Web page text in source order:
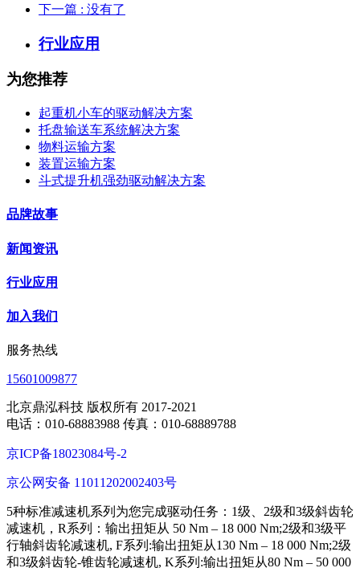
下一篇 : 没有了
行业应用
为您推荐
起重机小车的驱动解决方案
托盘输送车系统解决方案
物料运输方案
装置运输方案
斗式提升机强劲驱动解决方案
品牌故事
新闻资讯
行业应用
加入我们
服务热线
15601009877
北京鼎泓科技 版权所有 2017-2021
电话：010-68883988 传真：010-68889788
京ICP备18023084号-2
京公网安备 11011202002403号
5种标准减速机系列为您完成驱动任务：1级、2级和3级斜齿轮
减速机，R系列：输出扭矩从 50 Nm – 18 000 Nm;2级和3级平
行轴斜齿轮减速机, F系列:输出扭矩从130 Nm – 18 000 Nm;2级
和3级斜齿轮-锥齿轮减速机, K系列:输出扭矩从80 Nm – 50 000